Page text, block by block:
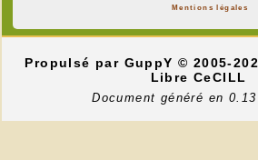
Mentions légales
Propulsé par GuppY© 2005-
Libre CeCILL
Document généré en